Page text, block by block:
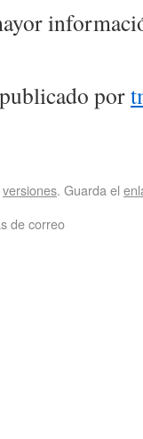
publicado por
versiones. Guarda el
de correo